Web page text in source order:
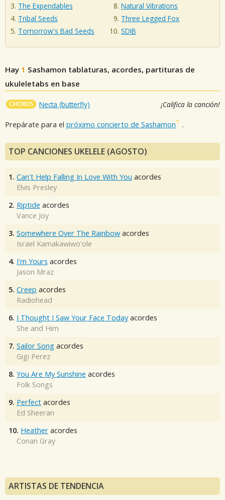
The Expendables
Tribal Seeds
Tomorrow's Bad Seeds
Natural Vibrations
Three Legged Fox
SDIB
Hay 1 Sashamon tablaturas, acordes, partituras de
ukuleletabs en base
CHORDS Necta (butterfly) ¡Califica la canción!
Prepárate para el próximo concierto de Sashamon .
TOP CANCIONES UKELELE (AGOSTO)
1. Can't Help Falling In Love With You acordes
Elvis Presley
2. Riptide acordes
Vance Joy
3. Somewhere Over The Rainbow acordes
Israel Kamakawiwo'ole
4. I'm Yours acordes
Jason Mraz
5. Creep acordes
Radiohead
6. I Thought I Saw Your Face Today acordes
She and Him
7. Sailor Song acordes
Gigi Perez
8. You Are My Sunshine acordes
Folk Songs
9. Perfect acordes
Ed Sheeran
10. Heather acordes
Conan Gray
ARTISTAS DE TENDENCIA